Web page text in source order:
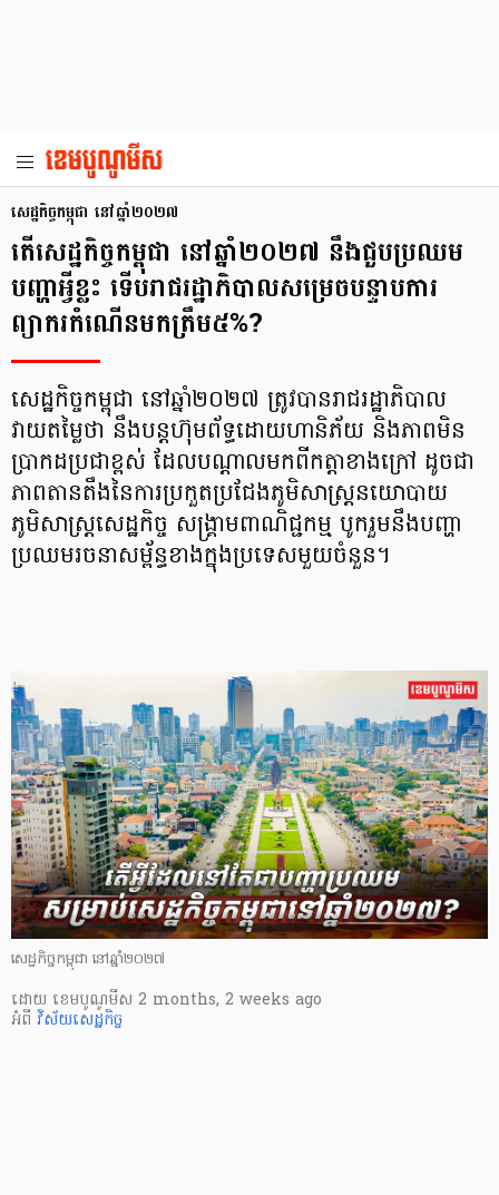
សេដ្ឋកិច្ចកម្ពុជា នៅឆ្នាំ២០២៧
តើសេដ្ឋកិច្ចកម្ពុជា នៅឆ្នាំ២០២៧ នឹងជួបប្រឈម
បញ្ហាអ្វីខ្លះ ទើបរាជរដ្ឋាភិបាលសម្រេចបន្ទាបការ
ព្យាករកំណើនមកត្រឹម៥%?
សេដ្ឋកិច្ចកម្ពុជា នៅឆ្នាំ២០២៧ ត្រូវបានរាជរដ្ឋាភិបាល
វាយតម្លៃថា នឹងបន្តហ៊ុមព័ទ្ធដោយហានិភ័យ និងភាពមិន
ប្រាកដប្រជាខ្ពស់ ដែលបណ្ដាលមកពីកត្តាខាងក្រៅ ដូចជា
ភាពតានតឹងនៃការប្រកួតប្រជែងភូមិសាស្ត្រនយោបាយ
ភូមិសាស្ត្រសេដ្ឋកិច្ច សង្គ្រាមពាណិជ្ជកម្ម បូករួមនឹងបញ្ហា
ប្រឈមរចនាសម្ព័ន្ធខាងក្នុងប្រទេសមួយចំនួន។
សេដ្ឋកិច្ចកម្ពុជា នៅឆ្នាំ២០២៧
ដោយ ​ ខេមបូណូមីស 2 months, 2 weeks ago
អំពី វិស័យសេដ្ឋកិច្ច